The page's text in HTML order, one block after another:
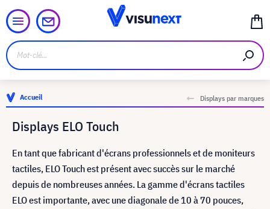
Accueil Displays par marques
Displays ELO Touch
En tant que fabricant d'écrans professionnels et de moniteurs
tactiles, ELO Touch est présent avec succès sur le marché
depuis de nombreuses années. La gamme d'écrans tactiles
ELO est importante, avec une diagonale de 10 à 70 pouces,